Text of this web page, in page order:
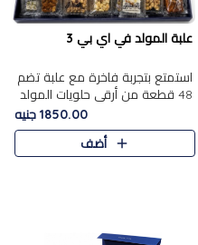
علبة المولد في اي بي 3
استمتع بتجربة فاخرة مع علبة تضم
48 قطعة من أرقى حلويات المولد
الشرقية، في تشكيلة تجمع بين
الأصناف التقليدية الفاخرة والاختيارات
1850.00 جنيه
أضف